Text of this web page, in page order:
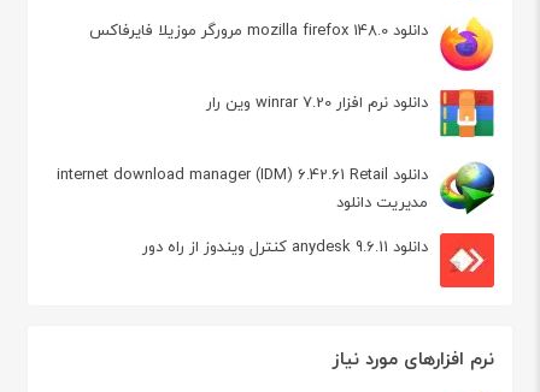
دانلود mozilla firefox 148.0 مرورگر موزیلا فایرفاکس
دانلود نرم افزار winrar 7.20 وین رار
دانلود internet download manager (IDM) 6.42.61 Retail
مدیریت دانلود
دانلود anydesk 9.6.11 کنترل ویندوز از راه دور
نرم افزارهای مورد نیاز